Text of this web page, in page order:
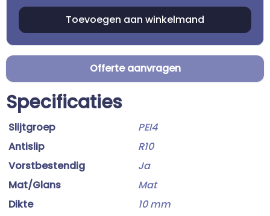
Offerte aanvragen
Specificaties
Slijtgroep
PEI4
Antislip
R10
Vorstbestendig
Ja
Mat/Glans
Mat
Dikte
10 mm